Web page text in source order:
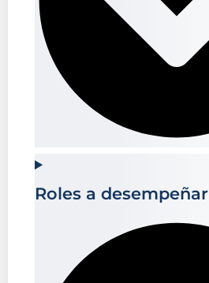
Roles a desempeñar